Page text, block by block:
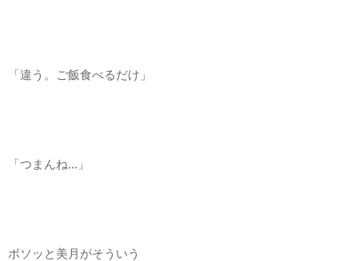
「違う。ご飯食べるだけ」
「つまんね...」
ボソッと美月がそういう